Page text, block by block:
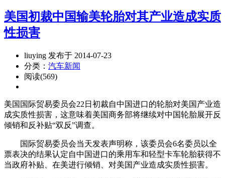
美国初裁中国输美轮胎对其产业造成实质
性损害
liuying 发布于 2014-07-23
分类： 汽车新闻
阅读(569)
美国国际贸易委员会22日初裁自中国进口的轮胎对美国产业造
成实质性损害，这意味着美国商务部将继续对中国轮胎展开反
倾销和反补贴“双反”调查。
国际贸易委员会当天发表声明称，该委员会6名委员以全
票表决的结果认定自中国进口的乘用车和轻型卡车轮胎获得不
当政府补贴、在美进行倾销、对美国产业造成实质性损害。